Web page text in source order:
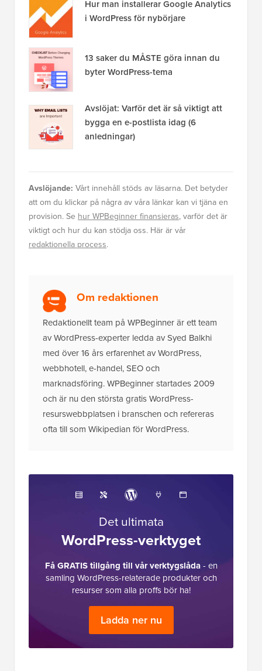
Hur man installerar Google Analytics
i WordPress för nybörjare
13 saker du MÅSTE göra innan du
byter WordPress-tema
Avslöjat: Varför det är så viktigt att
bygga en e-postlista idag (6
anledningar)
Avslöjande: Vårt innehåll stöds av läsarna. Det betyder
att om du klickar på några av våra länkar kan vi tjäna en
provision. Se hur WPBeginner finansieras, varför det är
viktigt och hur du kan stödja oss. Här är vår
redaktionella process.
Om redaktionen
Redaktionellt team på WPBeginner är ett team
av WordPress-experter ledda av Syed Balkhi
med över 16 års erfarenhet av WordPress,
webbhotell, e-handel, SEO och
marknadsföring. WPBeginner startades 2009
och är nu den största gratis WordPress-
resurswebbplatsen i branschen och refereras
ofta till som Wikipedian för WordPress.
Det ultimata
WordPress-verktyget
Få GRATIS tillgång till vår verktygslåda- en
samling WordPress-relaterade produkter och
resurser som alla proffs bör ha!
Ladda ner nu